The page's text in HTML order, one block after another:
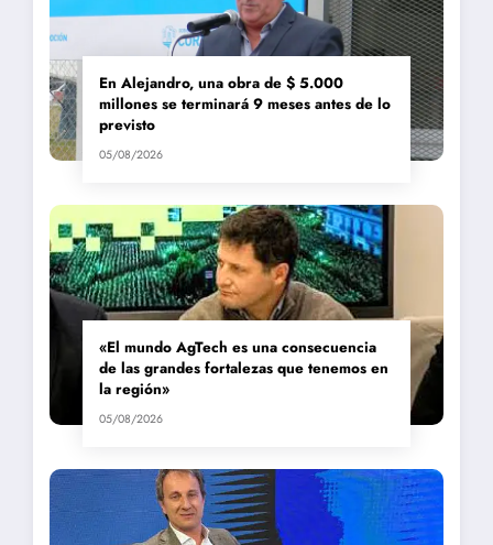
En Alejandro, una obra de $ 5.000
millones se terminará 9 meses antes de lo
previsto
05/08/2026
«El mundo AgTech es una consecuencia
de las grandes fortalezas que tenemos en
la región»
05/08/2026